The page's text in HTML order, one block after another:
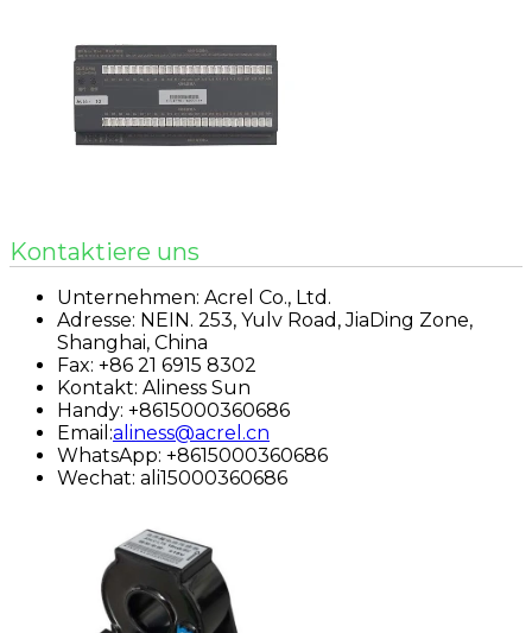
Kontaktiere uns
Unternehmen: Acrel Co., Ltd.
Adresse: NEIN. 253, Yulv Road, JiaDing Zone,
Shanghai, China
Fax: +86 21 6915 8302
Kontakt: Aliness Sun
Handy: +8615000360686
Email:aliness@acrel.cn
WhatsApp: +8615000360686
Wechat: ali15000360686